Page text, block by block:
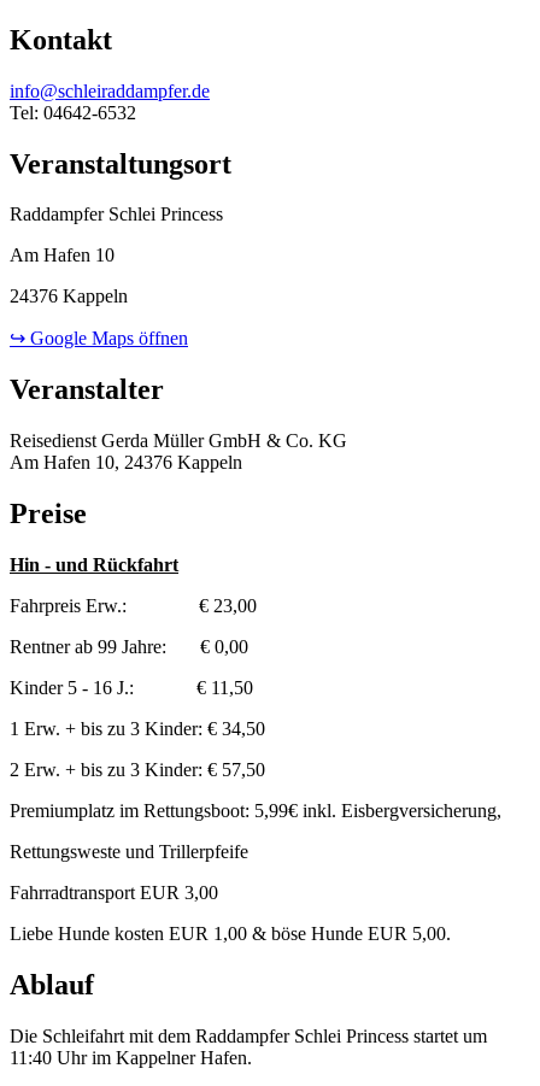
Kontakt
info@schleiraddampfer.de
Tel: 04642-6532
Veranstaltungsort
Raddampfer Schlei Princess
Am Hafen 10
24376 Kappeln
↪ Google Maps öffnen
Veranstalter
Reisedienst Gerda Müller GmbH & Co. KG
Am Hafen 10, 24376 Kappeln
Preise
Hin - und Rückfahrt
Fahrpreis Erw.: € 23,00
Rentner ab 99 Jahre: € 0,00
Kinder 5 - 16 J.: € 11,50
1 Erw. + bis zu 3 Kinder: € 34,50
2 Erw. + bis zu 3 Kinder: € 57,50
Premiumplatz im Rettungsboot: 5,99€ inkl. Eisbergversicherung,
Rettungsweste und Trillerpfeife
Fahrradtransport EUR 3,00
Liebe Hunde kosten EUR 1,00 & böse Hunde EUR 5,00.
Ablauf
Die Schleifahrt mit dem Raddampfer Schlei Princess startet um
11:40 Uhr im Kappelner Hafen.